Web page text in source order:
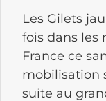
Les Gilets
fois dans les
France ce
mobilisation
suite au